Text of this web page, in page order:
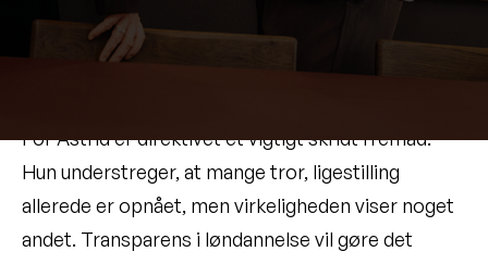
virksomheder. Hun arbejder aktivt for at fremme
ligestilling og har fulgt
For Astrid er direktivet et vigtigt skridt fremad.
Hun understreger, at mange tror, ligestilling
allerede er opnået, men virkeligheden viser noget
andet. Transparens i løndannelse vil gøre det